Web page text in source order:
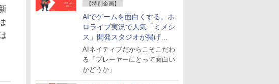
【特別企画】
AIでゲームを面白くする。ホ
ロライブ実況で人気「ミメシ
ス」開発スタジオが掲げ
る“AI活用の信念”とは？【講
演レポート】
AIネイティブだからこそこだわ
る「プレーヤーにとって面白い
かどうか」